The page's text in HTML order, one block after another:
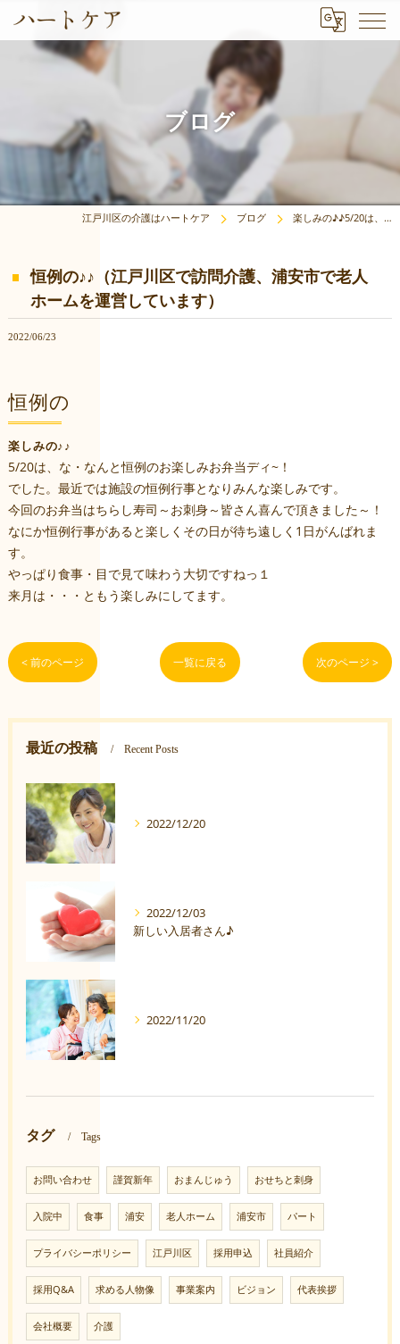
ブログ
江戸川区の介護はハートケア ブログ 楽しみの♪♪5/20は、…
恒例の♪♪（江戸川区で訪問介護、浦安市で老人
ホームを運営しています）
2022/06/23
恒例の
楽しみの♪♪
5/20は、な・なんと恒例のお楽しみお弁当ディ~！
でした。最近では施設の恒例行事となりみんな楽しみです。
今回のお弁当はちらし寿司～お刺身～皆さん喜んで頂きました～！
なにか恒例行事があると楽しくその日が待ち遠しく1日がんばれま
す。
やっぱり食事・目で見て味わう大切ですねっ１
来月は・・・ともう楽しみにしてます。
< 前のページ 一覧に戻る 次のページ >
最近の投稿 Recent Posts
2022/12/20
2022/12/03
新しい入居者さん♪
2022/11/20
タグ Tags
お問い合わせ 謹賀新年 おまんじゅう おせちと刺身
入院中 食事 浦安 老人ホーム 浦安市 パート
プライバシーポリシー 江戸川区 採用申込 社員紹介
採用Q&A 求める人物像 事業案内 ビジョン 代表挨拶
会社概要 介護